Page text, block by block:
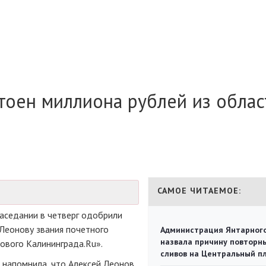
миллиона рублей из
в четверг одобрили
звания почетного
Калининграда.Ru».
что Алексей Леонов
САМОЕ ЧИТАЕМОЕ:
Администрация
назвала причину
сливов на Центральный